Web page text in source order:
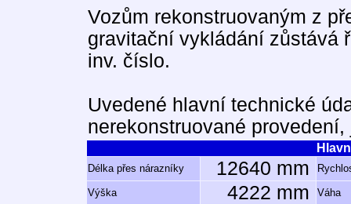
Vozům rekonstruovaným z
gravitační vykládání zůstává
inv. číslo.
Uvedené hlavní technické
nerekonstruované
Délka přes nárazníky 12640 mm
Výška 4222 mm Váha